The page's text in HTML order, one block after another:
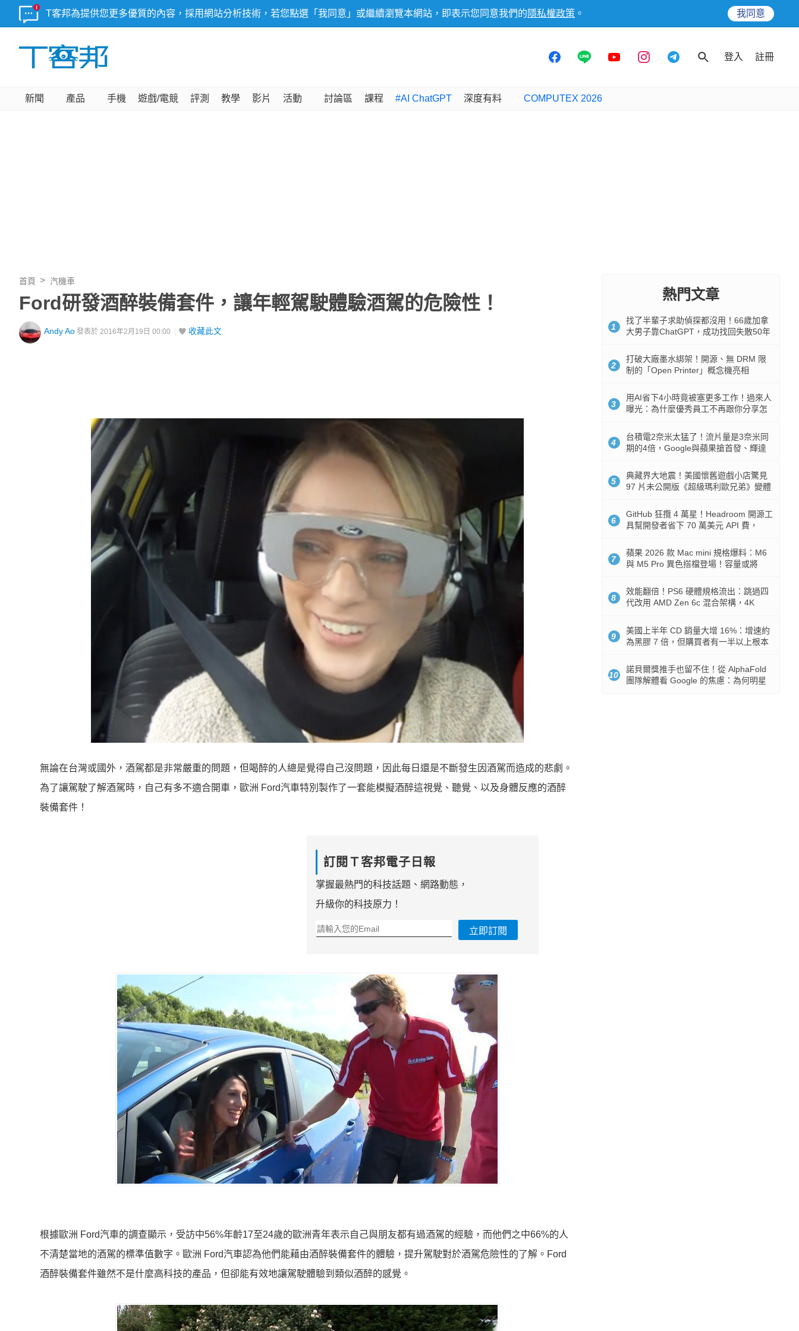
T客邦為提供您更多優質的內容，採用網站分析技術，若您點選「我同意」或繼續瀏覽本網站，即表示您同意我們的 隱私權政策 。 我同意
登入 註冊
新聞 產品 手機 遊戲/電競 評測 教學 影片 活動 討論區 課程 #AI ChatGPT 深度有料 COMPUTEX 2026
首頁 汽機車
Ford研發酒醉裝備套件，讓年輕駕駛體驗酒駕的危險性！
Andy Ao 發表於 2016年2月19日 00:00 收藏此文
無論在台灣或國外，酒駕都是非常嚴重的問題，但喝醉的人總是覺得自己沒問題，因此每日還是不斷發生因酒駕而造成的悲劇。
為了讓駕駛了解酒駕時，自己有多不適合開車，歐洲 Ford汽車特別製作了一套能模擬酒醉這視覺、聽覺、以及身體反應的酒醉
裝備套件！
訂閱Ｔ客邦電子日報
掌握最熱門的科技話題、網路動態，
升級你的科技原力！
立即訂閱
根據歐洲 Ford汽車的調查顯示，受訪中56%年齡17至24歲的歐洲青年表示自己與朋友都有過酒駕的經驗，而他們之中66%的人
不清楚當地的酒駕的標準值數字。歐洲 Ford汽車認為他們能藉由酒醉裝備套件的體驗，提升駕駛對於酒駕危險性的了解。Ford
酒醉裝備套件雖然不是什麼高科技的產品，但卻能有效地讓駕駛體驗到類似酒醉的感覺。
熱門文章
1
找了半輩子求助偵探都沒用！66歲加拿
大男子靠ChatGPT，成功找回失散50年
2
打破大廠墨水綁架！開源、無 DRM 限
制的「Open Printer」概念機亮相
3
用AI省下4小時竟被塞更多工作！過來人
曝光：為什麼優秀員工不再跟你分享怎
4
台積電2奈米太猛了！流片量是3奈米同
期的4倍，Google與蘋果搶首發、輝達
5
典藏界大地震！美國懷舊遊戲小店驚見
97 片未公開版《超級瑪利歐兄弟》變體
6
GitHub 狂攬 4 萬星！Headroom 開源工
具幫開發者省下 70 萬美元 API 費，
7
蘋果 2026 款 Mac mini 規格爆料：M6
與 M5 Pro 異色搭檔登場！容量或將
8
效能翻倍！PS6 硬體規格流出：跳過四
代改用 AMD Zen 6c 混合架構，4K
9
美國上半年 CD 銷量大增 16%：增速約
為黑膠 7 倍，但購買者有一半以上根本
10
諾貝爾獎推手也留不住！從 AlphaFold
團隊解體看 Google 的焦慮：為何明星